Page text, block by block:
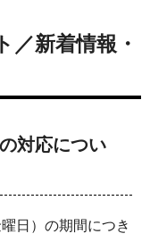
／新着情報・
対応につい
日）の期間につき